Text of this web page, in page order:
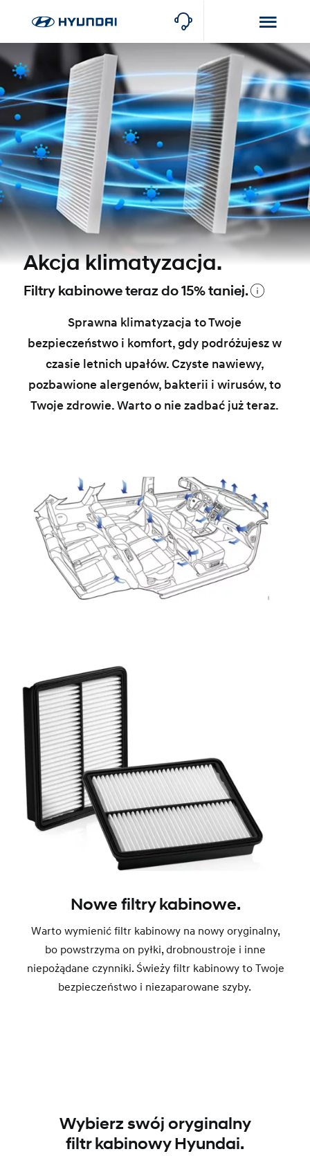
Akcja klimatyzacja.
Filtry kabinowe teraz do 15% taniej.
Sprawna klimatyzacja to Twoje
bezpieczeństwo i komfort, gdy podróżujesz w
czasie letnich upałów. Czyste nawiewy,
pozbawione alergenów, bakterii i wirusów, to
Twoje zdrowie. Warto o nie zadbać już teraz.
Nowe filtry kabinowe.
Warto wymienić filtr kabinowy na nowy oryginalny,
bo powstrzyma on pyłki, drobnoustroje i inne
niepożądane czynniki. Świeży filtr kabinowy to Twoje
bezpieczeństwo i niezaparowane szyby.
Wybierz swój oryginalny
filtr kabinowy Hyundai.